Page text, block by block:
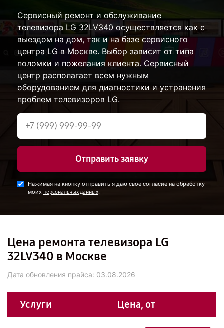
Сервисный ремонт и обслуживание
телевизора LG 32LV340 осуществляется как с
выездом на дом, так и на базе сервисного
центра LG в Москве. Выбор зависит от типа
поломки и пожелания клиента. Сервисный
центр располагает всем нужным
оборудованием для диагностики и устранения
проблем телевизоров LG.
Отправить заявку
Нажимая на кнопку отправить я даю свое согласие на обработку
моих персональных данных.
Цена ремонта телевизора LG
32LV340 в Москве
Дата обновления прайса: 03.08.2026
Услуги Цена, от